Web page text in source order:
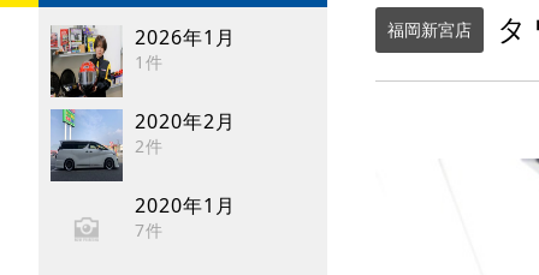
2026年1月
1件
2020年2月
2件
2020年1月
7件
福岡新宮店